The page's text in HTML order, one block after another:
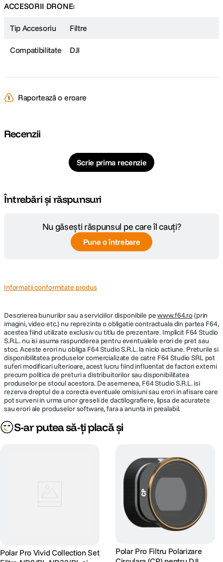
ACCESORII DRONE:
Tip Accesoriu Filtre
Compatibilitate DJI
Raportează o eroare
Recenzii
Scrie prima recenzie
Întrebări și răspunsuri
Nu găsești răspunsul pe care îl cauți?
Pune o întrebare
Informatii conformitate produs
Descrierea bunurilor sau a serviciilor disponibile pewww.f64.ro(prin
imagini, video etc.) nu reprezinta o obligatie contractuala din partea F64,
acestea fiind utilizate exclusiv cu titlu de prezentare. Implicit F64 Studio
S.R.L. nu isi asuma raspunderea pentru eventualele erori de pret sau
stoc. Aceste erori nu obliga F64 Studio S.R.L. la nicio actiune. Preturile si
disponibilitatea produselor comercializate de catre F64 Studio SRL pot
suferi modificari ulterioare, acest lucru fiind influentat de factori externi
precum politica de preturi a distribuitorilor sau disponibilitatea
produselor pe stocul acestora. De asemenea, F64 Studio S.R.L. isi
rezerva dreptul de a corecta eventuale omisiuni sau erori in afisare care
pot surveni in urma unor greseli de dactilografiere, lipsa de acuratete
sau erori ale produselor software, fara a anunta in prealabil.
S-ar putea să-ți placă și
Polar Pro Vivid Collection Set
Polar Pro Filtru Polarizare